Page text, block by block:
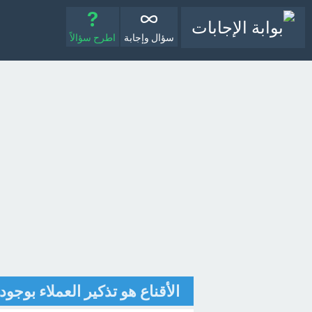
سؤال وإجابة اطرح سؤالاً
الأقناع هو تذكير العملاء